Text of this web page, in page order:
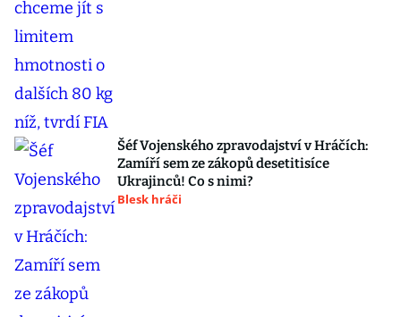
Šéf Vojenského zpravodajství v Hráčích:
Zamíří sem ze zákopů desetitisíce
Ukrajinců! Co s nimi?
Blesk hráči